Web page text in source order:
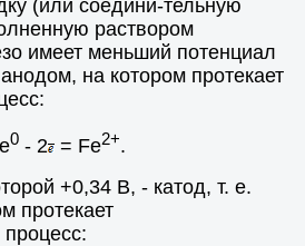
(или соедини-тельную
раствором
имеет меньший потенциал
на котором протекает
0- 2 = Fe2+.
+0,34 В, - катод, т. е.
протекает